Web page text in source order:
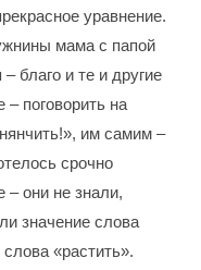
уравнение.
мама с папой
благо и те и другие
поговорить на
им самим –
срочно
– они не знали,
значение слова
«растить».